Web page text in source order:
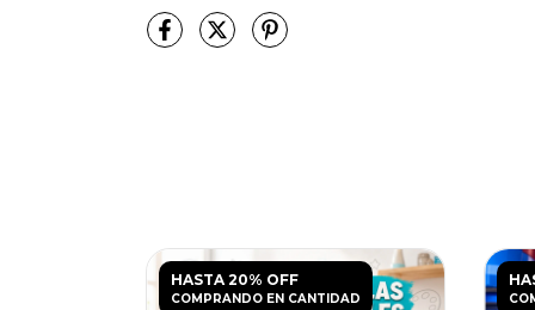
HASTA 20% OFF
COMPRANDO EN CANTIDAD